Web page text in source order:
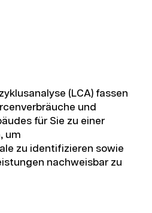
(LCA) fassen
und
für Sie zu einer
um
zu identifizieren sowie
nachweisbar zu